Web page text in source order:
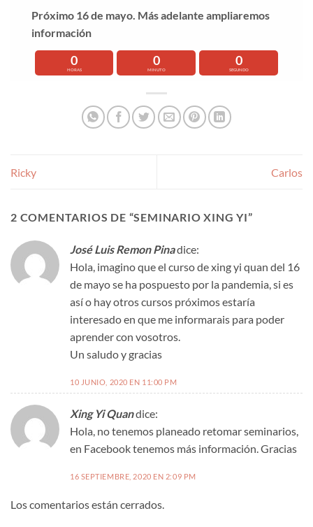
Próximo 16 de mayo. Más adelante ampliaremos
información
0
HORAS
0
MINUTO
0
SEGUNDO
Ricky Carlos
2 COMENTARIOS DE “SEMINARIO XING YI”
José Luis Remon Pinadice:
Hola, imagino que el curso de xing yi quan del 16
de mayo se ha pospuesto por la pandemia, si es
así o hay otros cursos próximos estaría
interesado en que me informarais para poder
aprender con vosotros.
Un saludo y gracias
10 JUNIO, 2020 EN 11:00 PM
Xing Yi Quandice:
Hola, no tenemos planeado retomar seminarios,
en Facebook tenemos más información. Gracias
16 SEPTIEMBRE, 2020 EN 2:09 PM
Los comentarios están cerrados.